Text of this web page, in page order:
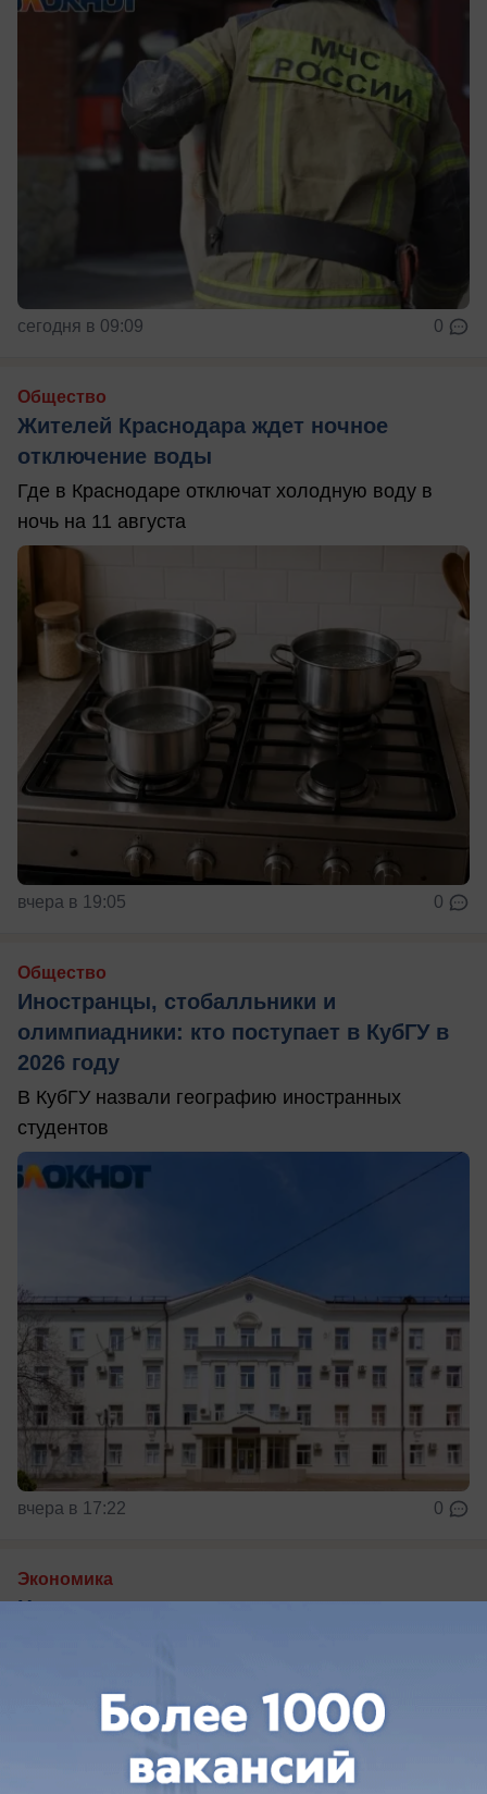
сегодня в 09:09 0
Общество
Жителей Краснодара ждет ночное
отключение воды
Где в Краснодаре отключат холодную воду в
ночь на 11 августа
вчера в 19:05 0
Общество
Иностранцы, стобалльники и
олимпиадники: кто поступает в КубГУ в
2026 году
В КубГУ назвали географию иностранных
студентов
вчера в 17:22 0
Экономика
Цены на овощи покатились вниз в
Краснодарском крае